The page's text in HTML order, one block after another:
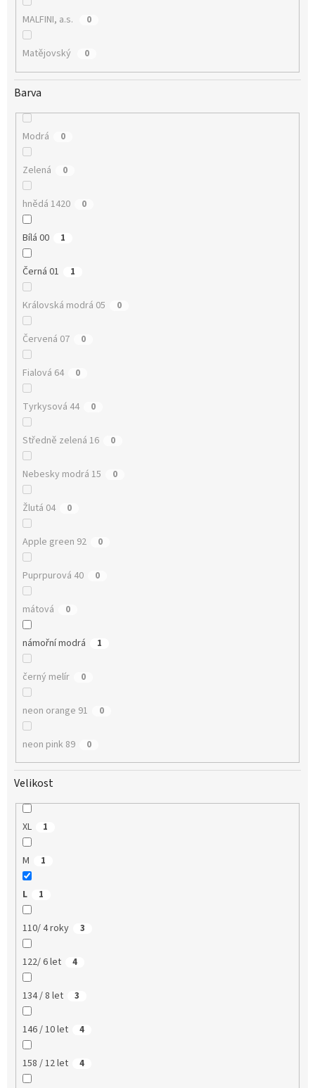
MALFINI, a.s. 0
Matějovský 0
Barva
Modrá 0
Zelená 0
hnědá 1420 0
Bílá 00 1
Černá 01 1
Královská modrá 05 0
Červená 07 0
Fialová 64 0
Tyrkysová 44 0
Středně zelená 16 0
Nebesky modrá 15 0
Žlutá 04 0
Apple green 92 0
Puprpurová 40 0
mátová 0
námořní modrá 1
černý melír 0
neon orange 91 0
neon pink 89 0
Velikost
XL 1
M 1
L 1
110/ 4 roky 3
122/ 6 let 4
134 / 8 let 3
146 / 10 let 4
158 / 12 let 4